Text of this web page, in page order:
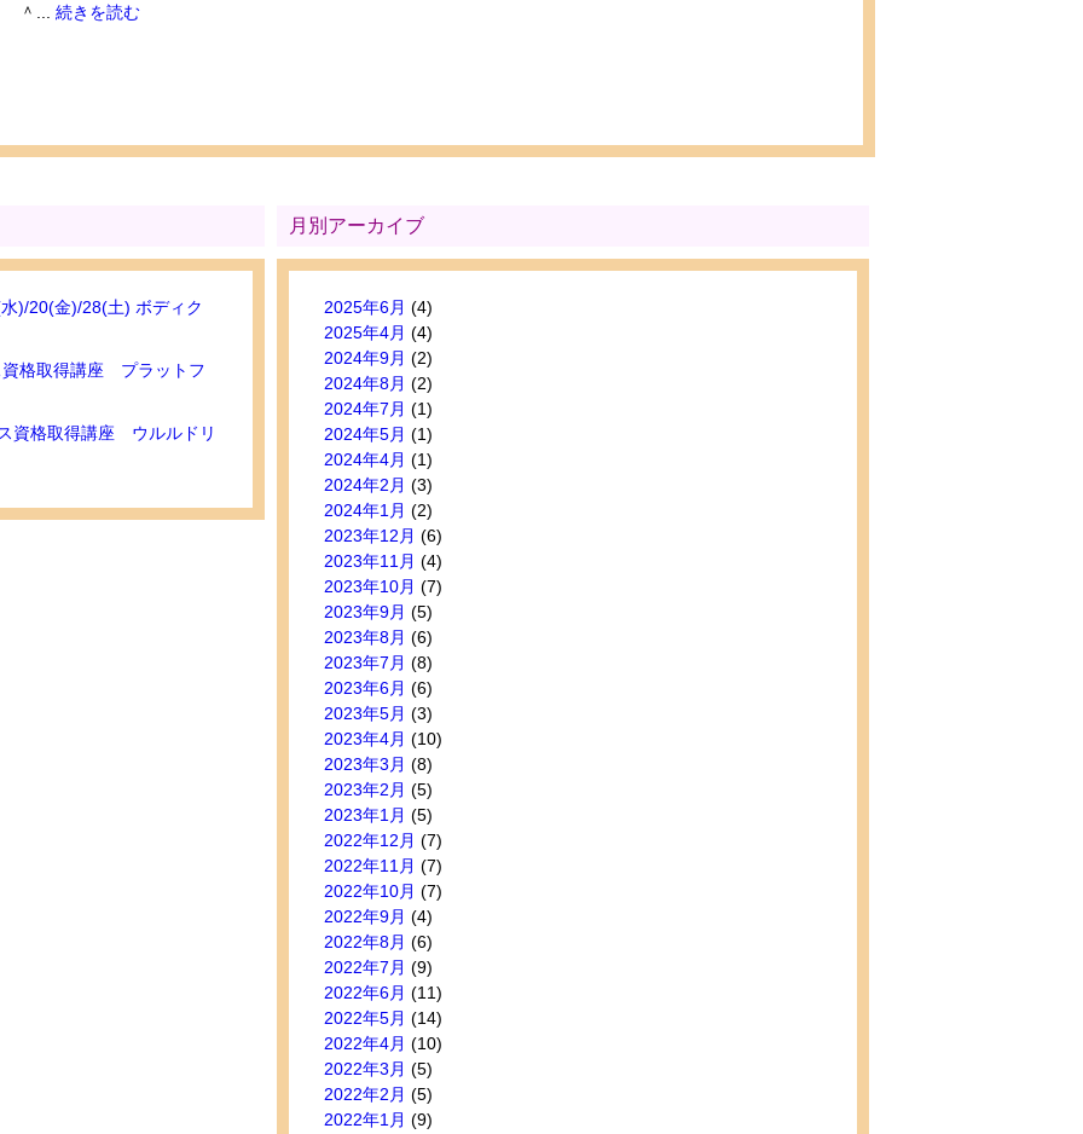
＾...続きを読む
)/20(金)/28(土) ボディク
格取得講座 プラットフ
資格取得講座 ウルルドリ
月別アーカイブ
2025年6月 (4)
2025年4月 (4)
2024年9月 (2)
2024年8月 (2)
2024年7月 (1)
2024年5月 (1)
2024年4月 (1)
2024年2月 (3)
2024年1月 (2)
2023年12月 (6)
2023年11月 (4)
2023年10月 (7)
2023年9月 (5)
2023年8月 (6)
2023年7月 (8)
2023年6月 (6)
2023年5月 (3)
2023年4月 (10)
2023年3月 (8)
2023年2月 (5)
2023年1月 (5)
2022年12月 (7)
2022年11月 (7)
2022年10月 (7)
2022年9月 (4)
2022年8月 (6)
2022年7月 (9)
2022年6月 (11)
2022年5月 (14)
2022年4月 (10)
2022年3月 (5)
2022年2月 (5)
2022年1月 (9)